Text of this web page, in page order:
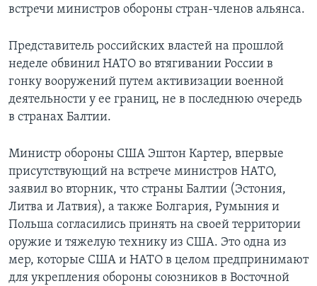
встречи министров обороны стран-членов альянса.
Представитель российских властей на прошлой
неделе обвинил НАТО во втягивании России в
гонку вооружений путем активизации военной
деятельности у ее границ, не в последнюю очередь
в странах Балтии.
Министр обороны США Эштон Картер, впервые
присутствующий на встрече министров НАТО,
заявил во вторник, что страны Балтии (Эстония,
Литва и Латвия), а также Болгария, Румыния и
Польша согласились принять на своей территории
оружие и тяжелую технику из США. Это одна из
мер, которые США и НАТО в целом предпринимают
для укрепления обороны союзников в Восточной